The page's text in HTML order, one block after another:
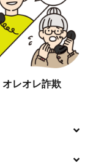
オレオレ詐欺